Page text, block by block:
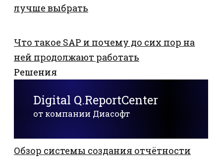
лучше выбрать
Что такое SAP и почему до сих пор на
ней продолжают работать
Решения
Digital Q.ReportCenter
от компании Диасофт
Обзор системы создания отчётности